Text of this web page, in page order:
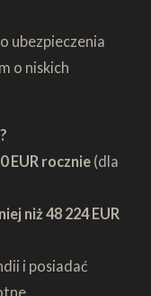
ubezpieczenia
o niskich
EUR rocznie (dla
niż 48 224 EUR
i posiadać